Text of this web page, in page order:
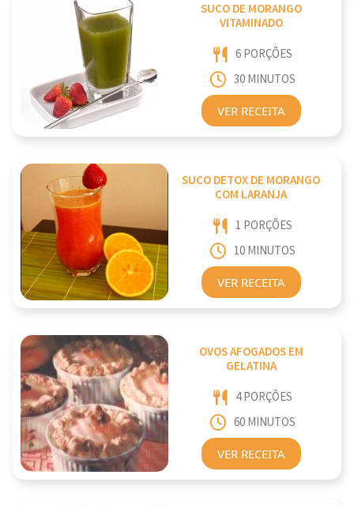
SUCO DE MORANGO
VITAMINADO
6 PORÇÕES
30 MINUTOS
VER RECEITA
SUCO DETOX DE MORANGO
COM LARANJA
1 PORÇÕES
10 MINUTOS
VER RECEITA
OVOS AFOGADOS EM
GELATINA
4 PORÇÕES
60 MINUTOS
VER RECEITA